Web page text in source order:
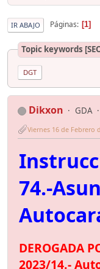
IR ABAJO Páginas 1
Topic keywords
DGT
Dikxon GDA
Viernes 16 de Febrero
74.-
DEROGADA
2023/14.-